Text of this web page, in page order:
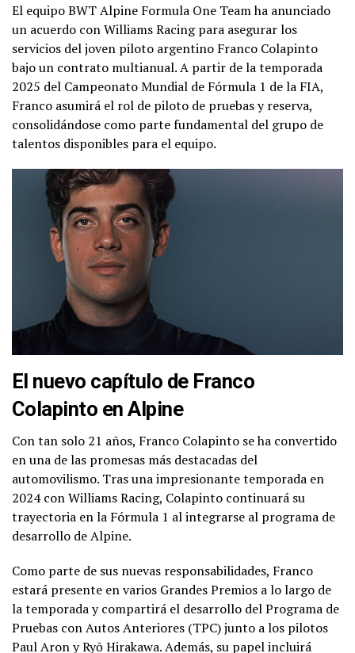
El equipo BWT Alpine Formula One Team ha anunciado
un acuerdo con Williams Racing para asegurar los
servicios del joven piloto argentino Franco Colapinto
bajo un contrato multianual. A partir de la temporada
2025 del Campeonato Mundial de Fórmula 1 de la FIA,
Franco asumirá el rol de piloto de pruebas y reserva,
consolidándose como parte fundamental del grupo de
talentos disponibles para el equipo.
El nuevo capítulo de Franco
Colapinto en Alpine
Con tan solo 21 años, Franco Colapinto se ha convertido
en una de las promesas más destacadas del
automovilismo. Tras una impresionante temporada en
2024 con Williams Racing, Colapinto continuará su
trayectoria en la Fórmula 1 al integrarse al programa de
desarrollo de Alpine.
Como parte de sus nuevas responsabilidades, Franco
estará presente en varios Grandes Premios a lo largo de
la temporada y compartirá el desarrollo del Programa de
Pruebas con Autos Anteriores (TPC) junto a los pilotos
Paul Aron y Ryō Hirakawa. Además, su papel incluirá